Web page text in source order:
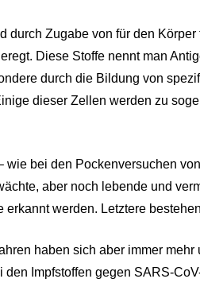
durch Zugabe von für den
Diese Stoffe nennt man
durch die Bildung von
dieser Zellen werden zu
wie bei den Pockenversuchen
aber noch lebende und
erkannt werden. Letztere
haben sich aber immer
den Impfstoffen gegen SARS-